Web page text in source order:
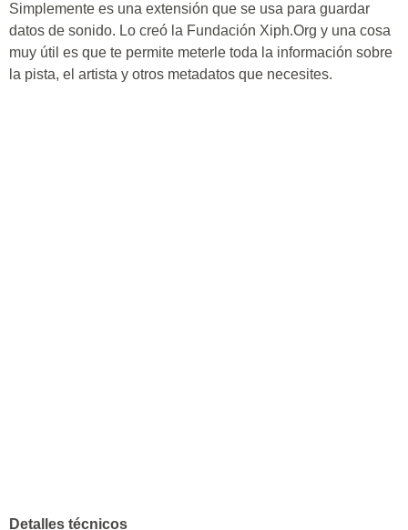
Simplemente es una extensión que se usa para guardar
datos de sonido. Lo creó la Fundación Xiph.Org y una cosa
muy útil es que te permite meterle toda la información sobre
la pista, el artista y otros metadatos que necesites.
Detalles técnicos